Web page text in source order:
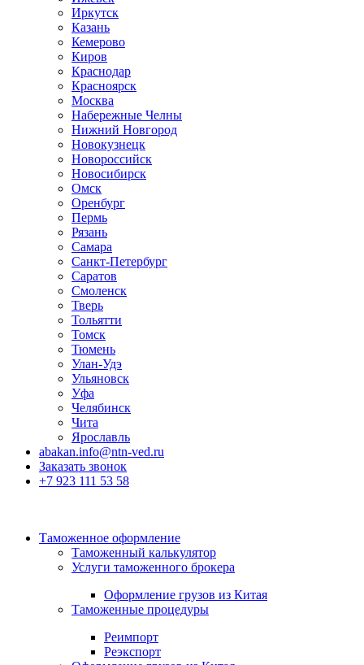
Иркутск
Казань
Кемерово
Киров
Краснодар
Красноярск
Москва
Набережные Челны
Нижний Новгород
Новокузнецк
Новороссийск
Новосибирск
Омск
Оренбург
Пермь
Рязань
Самара
Санкт-Петербург
Саратов
Смоленск
Тверь
Тольятти
Томск
Тюмень
Улан-Удэ
Ульяновск
Уфа
Челябинск
Чита
Ярославль
abakan.info@ntn-ved.ru
Заказать звонок
+7 923 111 53 58
Таможенное оформление
Таможенный калькулятор
Услуги таможенного брокера
Оформление грузов из Китая
Таможенные процедуры
Реимпорт
Реэкспорт